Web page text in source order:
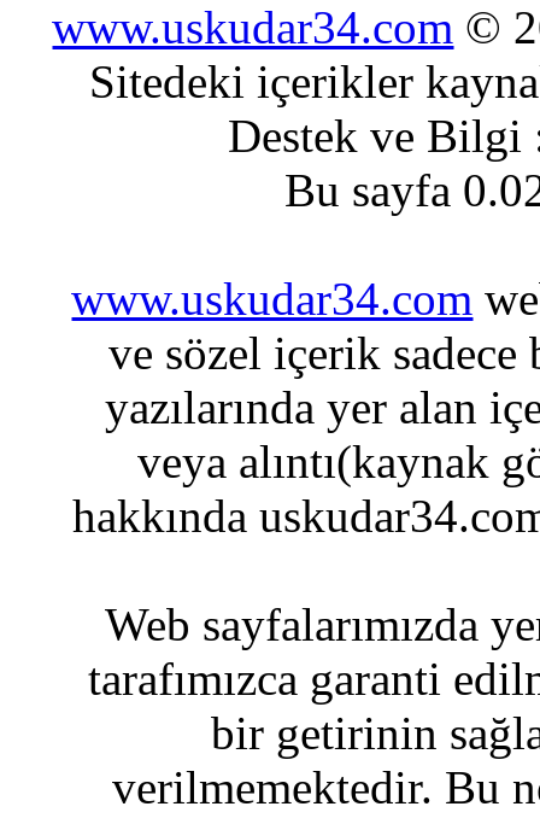
www.uskudar34.com ©
Sitedeki içerikler
Destek ve
Bu sayfa
www.uskudar34.com
ve sözel içerik sadece
yazılarında yer alan
veya alıntı(kaynak
hakkında
Web sayfalarımızda
tarafımızca garanti
bir getirinin
verilmemektedir. Bu